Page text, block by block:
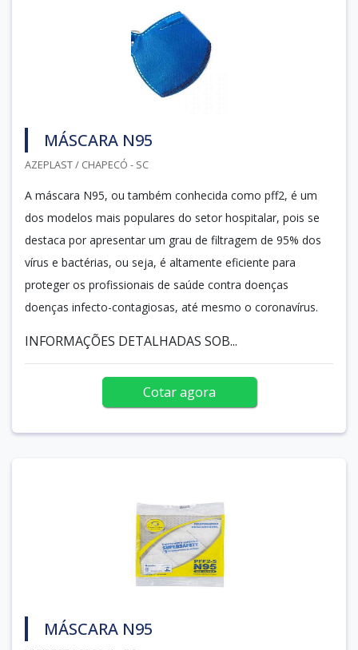
MÁSCARA N95
AZEPLAST / CHAPECÓ - SC
A máscara N95, ou também conhecida como pff2, é um
dos modelos mais populares do setor hospitalar, pois se
destaca por apresentar um grau de filtragem de 95% dos
vírus e bactérias, ou seja, é altamente eficiente para
proteger os profissionais de saúde contra doenças
doenças infecto-contagiosas, até mesmo o coronavírus.
INFORMAÇÕES DETALHADAS SOB...
Cotar agora
MÁSCARA N95